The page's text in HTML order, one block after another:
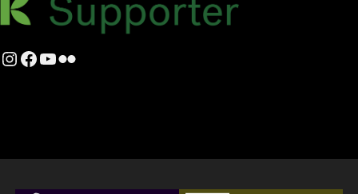
Instagram
Facebook
YouTube
Flickr